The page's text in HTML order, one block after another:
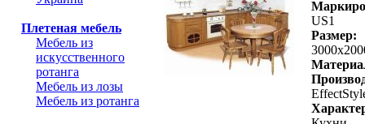
Плетеная мебель
Мебель из
искусственного
ротанга
Мебель из лозы
Мебель из ротанга
US1
Размер: